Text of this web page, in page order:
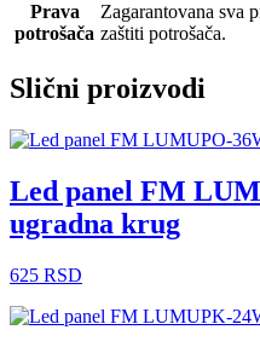
Prava
potrošača
Zagarantovana sva
zaštiti potrošača.
Slični proizvodi
Led panel FM
ugradna krug
625 RSD